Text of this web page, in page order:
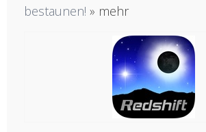
bestaunen! » mehr